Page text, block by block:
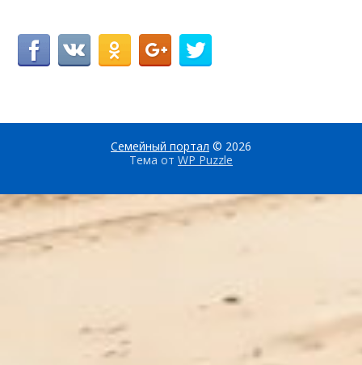
Семейный портал © 2026
Тема от WP Puzzle